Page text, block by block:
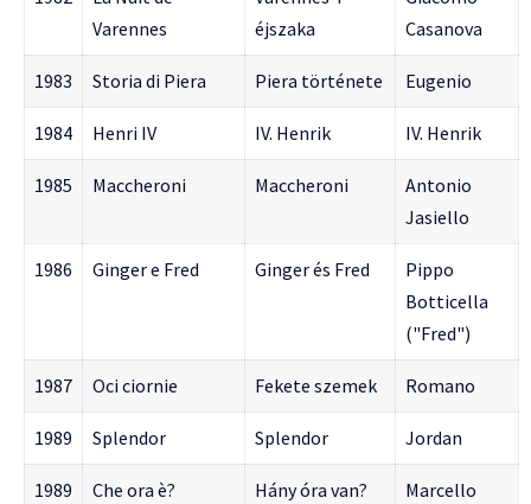
Varennes
éjszaka
Casanova
1983 Storia di Piera Piera története Eugenio
1984 Henri IV IV. Henrik IV. Henrik
1985 Maccheroni Maccheroni
Antonio
Jasiello
1986 Ginger e Fred Ginger és Fred
Pippo
Botticella
("Fred")
1987 Oci ciornie Fekete szemek Romano
1989 Splendor Splendor Jordan
1989 Che ora è? Hány óra van? Marcello